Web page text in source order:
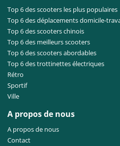
Top 6 des scooters les plus populaires
Top 6 des déplacements domicile-
Top 6 des scooters chinois
Top 6 des meilleurs scooters
Top 6 des scooters abordables
Top 6 des trottinettes électriques
Rétro
Sportif
Ville
A propos de nous
A propos de nous
Contact